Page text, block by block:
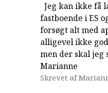
Jeg kan ikke få
fastboende i ES
forsøgt alt med
alligevel ikke
men der skal jeg
Marianne
Skrevet af